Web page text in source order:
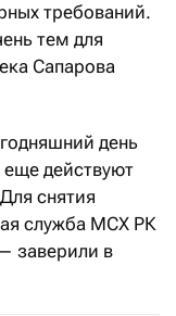
требований.
тем для
Сапарова
день
еще действуют
снятия
служба МСХ РК
заверили в